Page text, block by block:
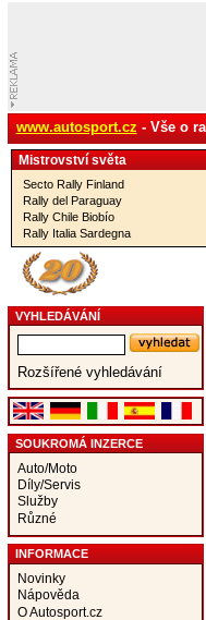
www.autosport.cz - Vše o
Mistrovství­ světa
Secto Rally Finland
Rally del Paraguay
Rally Chile Biobío
Rally Italia Sardegna
VYHLEDÁVÁNÍ
Rozšířené vyhledávání
SOUKROMÁ INZERCE
Auto/Moto
Díly/Servis
Služby
Různé
INFORMACE
Novinky
Nápověda
O Autosport.cz